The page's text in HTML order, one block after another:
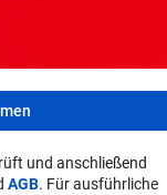
und anschließend
AGB. Für ausführliche